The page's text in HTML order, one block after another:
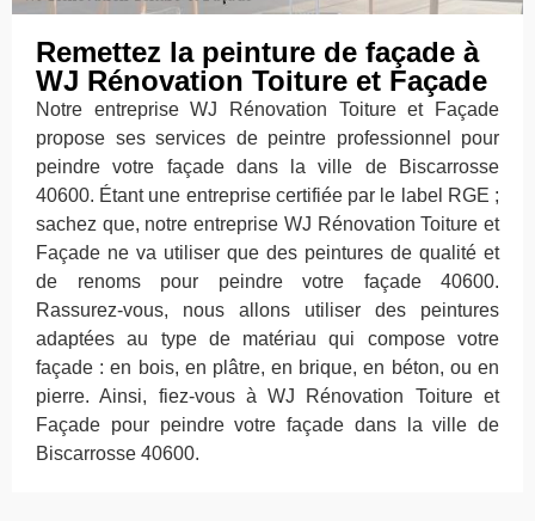
Remettez la peinture de façade à
WJ Rénovation Toiture et Façade
Notre entreprise WJ Rénovation Toiture et Façade
propose ses services de peintre professionnel pour
peindre votre façade dans la ville de Biscarrosse
40600. Étant une entreprise certifiée par le label RGE ;
sachez que, notre entreprise WJ Rénovation Toiture et
Façade ne va utiliser que des peintures de qualité et
de renoms pour peindre votre façade 40600.
Rassurez-vous, nous allons utiliser des peintures
adaptées au type de matériau qui compose votre
façade : en bois, en plâtre, en brique, en béton, ou en
pierre. Ainsi, fiez-vous à WJ Rénovation Toiture et
Façade pour peindre votre façade dans la ville de
Biscarrosse 40600.